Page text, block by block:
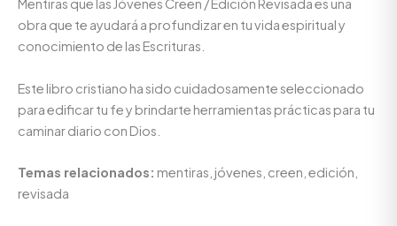
Mentiras que las Jóvenes Creen / Edición Revisada es una
obra que te ayudará a profundizar en tu vida espiritual y
conocimiento de las Escrituras.
Este libro cristiano ha sido cuidadosamente seleccionado
para edificar tu fe y brindarte herramientas prácticas para tu
caminar diario con Dios.
Temas relacionados: mentiras, jóvenes, creen, edición,
revisada